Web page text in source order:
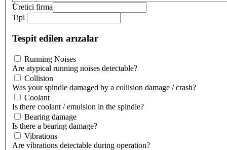
Üretici firma
Tipi
Tespit edilen arızalar
Running Noises
Are atypical running noises detectable?
Collision
Was your spindle damaged by a collision damage / crash?
Coolant
Is there coolant / emulsion in the spindle?
Bearing damage
Is there a bearing damage?
Vibrations
Are vibrations detectable during operation?